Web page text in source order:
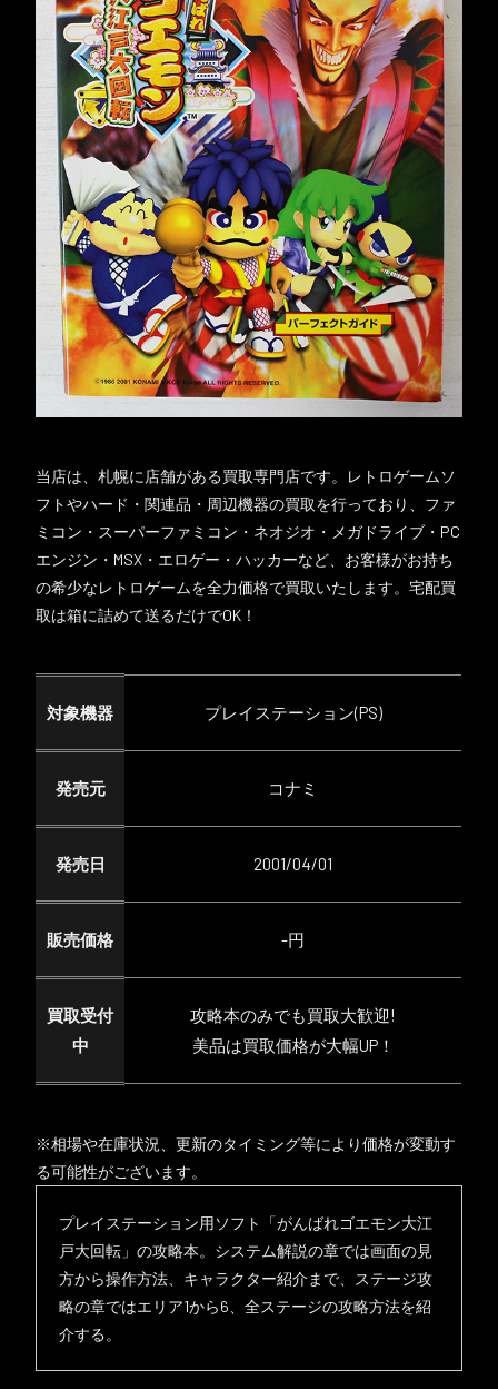
当店は、札幌に店舗がある買取専門店です。レトロゲームソ
フトやハード・関連品・周辺機器の買取を行っており、ファ
ミコン・スーパーファミコン・ネオジオ・メガドライブ・PC
エンジン・MSX・エロゲー・ハッカーなど、お客様がお持ち
の希少なレトロゲームを全力価格で買取いたします。宅配買
取は箱に詰めて送るだけでOK！
対象機器 プレイステーション(PS)
発売元 コナミ
発売日 2001/04/01
販売価格 -円
買取受付
中
攻略本のみでも買取大歓迎!
美品は買取価格が大幅UP！
※相場や在庫状況、更新のタイミング等により価格が変動す
る可能性がございます。
プレイステーション用ソフト「がんばれゴエモン大江
戸大回転」の攻略本。システム解説の章では画面の見
方から操作方法、キャラクター紹介まで、ステージ攻
略の章ではエリア1から6、全ステージの攻略方法を紹
介する。